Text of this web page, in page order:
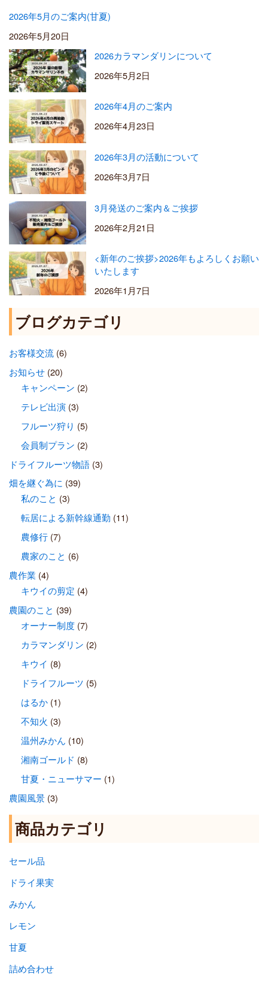
2026年5月のご案内(甘夏)
2026年5月20日
2026カラマンダリンについて
2026年5月2日
2026年4月のご案内
2026年4月23日
2026年3月の活動について
2026年3月7日
3月発送のご案内＆ご挨拶
2026年2月21日
<新年のご挨拶>2026年もよろしくお願い
いたします
2026年1月7日
ブログカテゴリ
お客様交流(6)
お知らせ(20)
キャンペーン (2)
テレビ出演(3)
フルーツ狩り (5)
会員制プラン (2)
ドライフルーツ物語(3)
畑を継ぐ為に (39)
私のこと (3)
転居による新幹線通勤 (11)
農修行(7)
農家のこと (6)
農作業 (4)
キウイの剪定 (4)
農園のこと (39)
オーナー制度(7)
カラマンダリン (2)
キウイ (8)
ドライフルーツ (5)
はるか(1)
不知火 (3)
温州みかん (10)
湘南ゴールド (8)
甘夏・ニューサマー (1)
農園風景(3)
商品カテゴリ
セール品
ドライ果実
みかん
レモン
甘夏
詰め合わせ